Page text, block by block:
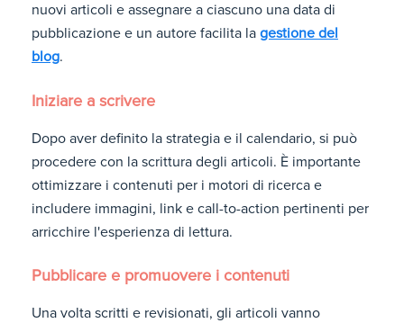
nuovi articoli e assegnare a ciascuno una data di
pubblicazione e un autore facilita la gestione del
blog.
Iniziare a scrivere
Dopo aver definito la strategia e il calendario, si può
procedere con la scrittura degli articoli. È importante
ottimizzare i contenuti per i motori di ricerca e
includere immagini, link e call-to-action pertinenti per
arricchire l'esperienza di lettura.
Pubblicare e promuovere i contenuti
Una volta scritti e revisionati, gli articoli vanno